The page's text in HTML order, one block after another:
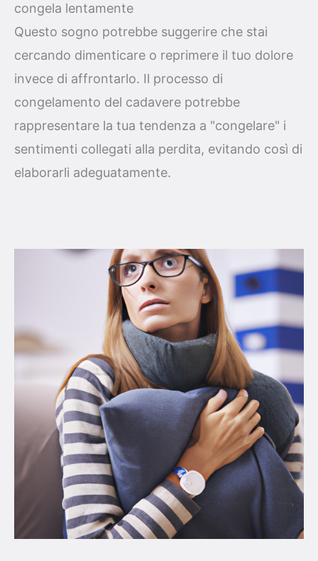
congela lentamente
Questo sogno potrebbe suggerire che stai
cercando dimenticare o reprimere il tuo dolore
invece di affrontarlo. Il processo di
congelamento del cadavere potrebbe
rappresentare la tua tendenza a "congelare" i
sentimenti collegati alla perdita, evitando così di
elaborarli adeguatamente.